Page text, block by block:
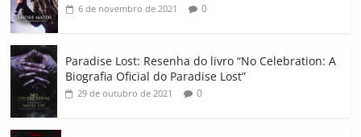
6 de novembro de 2021 0
Paradise Lost: Resenha do livro “No Celebration: A
Biografia Oficial do Paradise Lost”
29 de outubro de 2021 0